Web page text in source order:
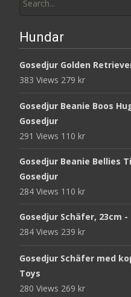
for:
Hundar
Gosedjur Golden
383 Views 279 kr
Gosedjur Beanie Boos
Gosedjur
291 Views 110 kr
Gosedjur Beanie Bellies
Gosedjur
284 Views 110 kr
Gosedjur Schäfer, 23cm -
284 Views 239 kr
Gosedjur Schäfer med
Toys
280 Views 269 kr